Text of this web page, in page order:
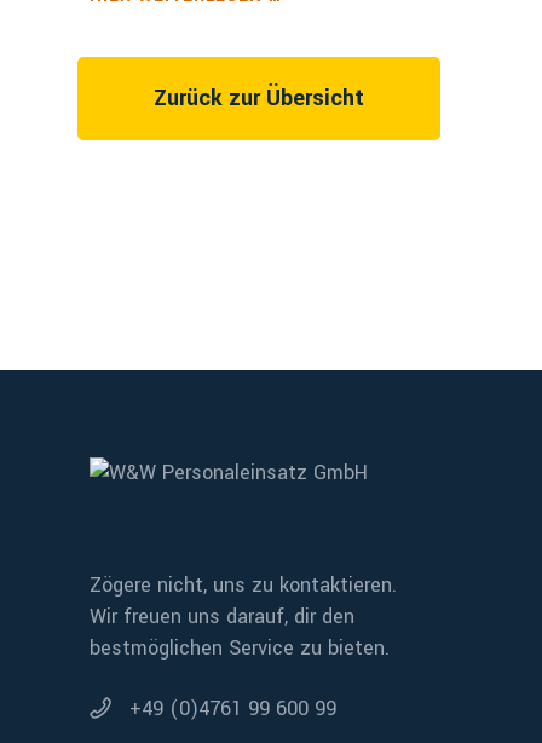
Zurück zur Übersicht
Zögere nicht, uns zu kontaktieren.
Wir freuen uns darauf, dir den
bestmöglichen Service zu bieten.
+49 (0)4761 99 600 99